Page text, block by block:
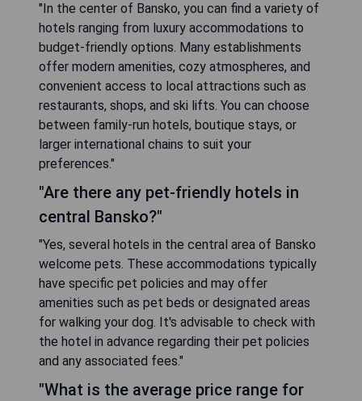
"In the center of Bansko, you can find a variety of
hotels ranging from luxury accommodations to
budget-friendly options. Many establishments
offer modern amenities, cozy atmospheres, and
convenient access to local attractions such as
restaurants, shops, and ski lifts. You can choose
between family-run hotels, boutique stays, or
larger international chains to suit your
preferences."
"Are there any pet-friendly hotels in
central Bansko?"
"Yes, several hotels in the central area of Bansko
welcome pets. These accommodations typically
have specific pet policies and may offer
amenities such as pet beds or designated areas
for walking your dog. It's advisable to check with
the hotel in advance regarding their pet policies
and any associated fees."
"What is the average price range for